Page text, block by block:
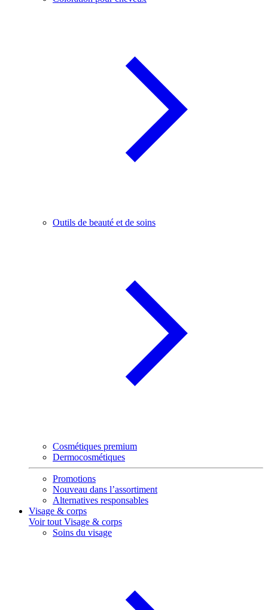
Outils de beauté et de soins
Cosmétiques premium
Dermocosmétiques
Promotions
Nouveau dans l’assortiment
Alternatives responsables
Visage & corps
Voir tout Visage & corps
Soins du visage